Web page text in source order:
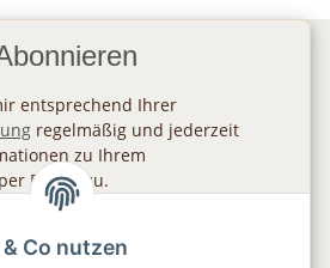
entsprechend Ihrer
regelmäßig und jederzeit
zu Ihrem
E-Mail zu.
Co nutzen